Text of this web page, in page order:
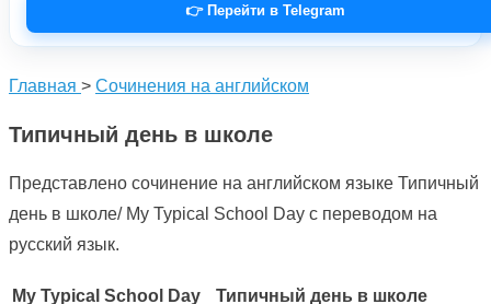
👉 Перейти в Telegram
Главная > Сочинения на английском
Типичный день в школе
Представлено сочинение на английском языке Типичный
день в школе/ My Typical School Day с переводом на
русский язык.
My Typical School Day Типичный день в школе